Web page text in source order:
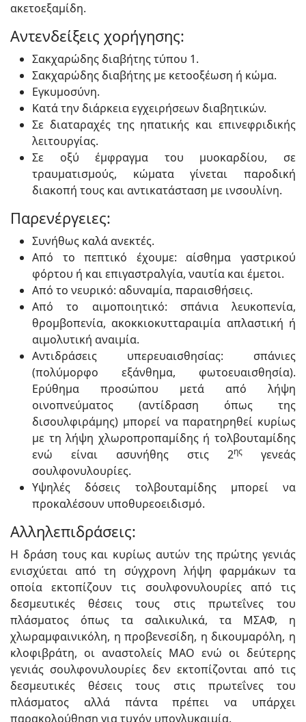
ακετοεξαμίδη.
Αντενδείξεις χορήγησης:
Σακχαρώδης διαβήτης τύπου 1.
Σακχαρώδης διαβήτης με κετοοξέωση ή κώμα.
Εγκυμοσύνη.
Κατά την διάρκεια εγχειρήσεων διαβητικών.
Σε διαταραχές της ηπατικής και επινεφριδικής
λειτουργίας.
Σε οξύ έμφραγμα του μυοκαρδίου, σε
τραυματισμούς, κώματα γίνεται παροδική
διακοπή τους και αντικατάσταση με ινσουλίνη.
Παρενέργειες:
Συνήθως καλά ανεκτές.
Από το πεπτικό έχουμε: αίσθημα γαστρικού
φόρτου ή και επιγαστραλγία, ναυτία και έμετοι.
Από το νευρικό: αδυναμία, παραισθήσεις.
Από το αιμοποιητικό: σπάνια λευκοπενία,
θρομβοπενία, ακοκκιοκυτταραιμία απλαστική ή
αιμολυτική αναιμία.
Αντιδράσεις υπερευαισθησίας: σπάνιες
(πολύμορφο εξάνθημα, φωτοευαισθησία).
Ερύθημα προσώπου μετά από λήψη
οινοπνεύματος (αντίδραση όπως της
δισουλφιράμης) μπορεί να παρατηρηθεί κυρίως
με τη λήψη χλωροπροπαμίδης ή τολβουταμίδης
ενώ είναι ασυνήθης στις 2ης
γενεάς
σουλφονυλουρίες.
Υψηλές δόσεις τολβουταμίδης μπορεί να
προκαλέσουν υποθυρεοειδισμό.
Αλληλεπιδράσεις:
Η δράση τους και κυρίως αυτών της πρώτης γενιάς
ενισχύεται από τη σύγχρονη λήψη φαρμάκων τα
οποία εκτοπίζουν τις σουλφονυλουρίες από τις
δεσμευτικές θέσεις τους στις πρωτεΐνες του
πλάσματος όπως τα σαλικυλικά, τα ΜΣΑΦ, η
χλωραμφαινικόλη, η προβενεσίδη, η δικουμαρόλη, η
κλοφιβράτη, οι αναστολείς ΜΑΟ ενώ οι δεύτερης
γενιάς σουλφονυλουρίες δεν εκτοπίζονται από τις
δεσμευτικές θέσεις τους στις πρωτεΐνες του
πλάσματος αλλά πάντα πρέπει να υπάρχει
παρακολούθηση για τυχόν υπογλυκαιμία.